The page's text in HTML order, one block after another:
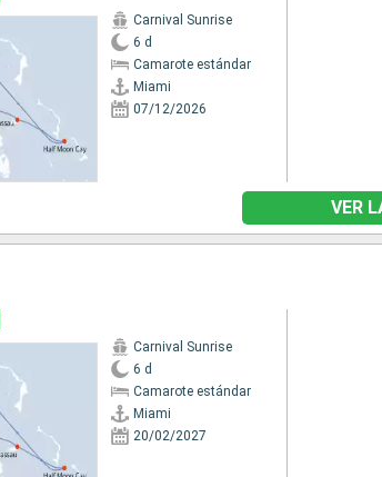
Carnival Sunrise
6 d
Camarote estándar
Miami
07/12/2026
VER
Carnival Sunrise
6 d
Camarote estándar
Miami
20/02/2027